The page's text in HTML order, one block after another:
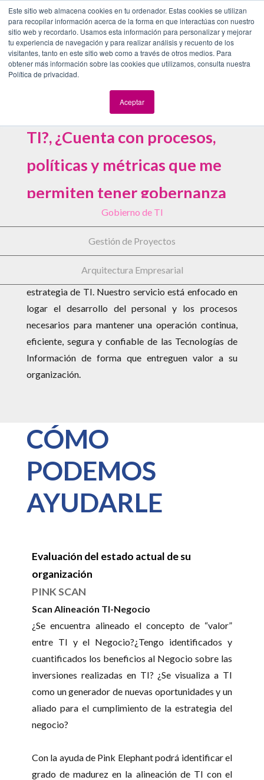
Este sitio web almacena cookies en tu ordenador. Estas cookies se utilizan
para recopilar información acerca de la forma en que interactúas con nuestro
sitio web y recordarlo. Usamos esta información para personalizar y mejorar
tu experiencia de navegación y para realizar análisis y recuento de los
visitantes, tanto en este sitio web como a través de otros medios. Para
obtener más información sobre las cookies que utilizamos, consulta nuestra
Política de privacidad.
Aceptar
Alineación de TI
Creamos valor y beneficios claves para
la organización a través de un
Gobierno de TI, Gestión de Proyectos
y Arquitectura de TI.
Gobierno de TI
Gestión de Proyectos
Arquitectura Empresarial
¿Necesita mejorar o
establecer un Gobierno de
TI?, ¿Cuenta con procesos,
políticas y métricas que me
permiten tener gobernanza
Con ayuda de nuestros expertos le apoyamos a
evaluar, dirigir y monitorear el cumplimiento de los
objetivos de negocio por medio de la ejecución de su
estrategia de TI. Nuestro servicio está enfocado en
logar el desarrollo del personal y los procesos
necesarios para mantener una operación continua,
eficiente, segura y confiable de las Tecnologías de
Información de forma que entreguen valor a su
organización.
CÓMO
PODEMOS
AYUDARLE
Evaluación del estado actual de su
organización
PINK SCAN
Scan Alineación TI-Negocio
¿Se encuentra alineado el concepto de “valor”
entre TI y el Negocio?¿Tengo identificados y
cuantificados los beneficios al Negocio sobre las
inversiones realizadas en TI? ¿Se visualiza a TI
como un generador de nuevas oportunidades y un
aliado para el cumplimiento de la estrategia del
negocio?
Con la ayuda de Pink Elephant podrá identificar el
grado de madurez en la alineación de TI con el